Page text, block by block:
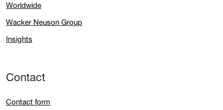
Worldwide
Wacker Neuson Group
Insights
Contact
Contact form